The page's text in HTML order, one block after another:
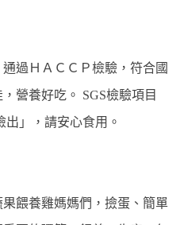
過ＨＡＣＣＰ檢驗，符合國
營養好吃。 SGS檢驗項目
」，請安心食用。
餵養雞媽媽們，撿蛋、簡單